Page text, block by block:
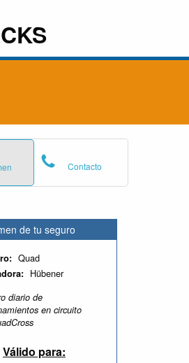
Contacto
de tu seguro
Quad
Hübener
diario de
en circuito
Válido para: